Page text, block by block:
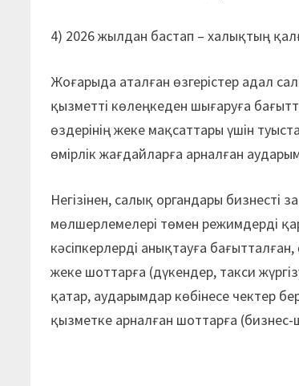
4) 2026 жылдан бастап – халықтың
Жоғарыда аталған өзгерістер адал
қызметті көлеңкеден шығаруға
өздерінің жеке мақсаттары үшін
өмірлік жағдайларға арналған
Негізінен, салық органдары
мөлшерлемелері төмен режимдерді
кәсіпкерлерді анықтауға
жеке шоттарға (дүкендер, такси
қатар, аударымдар көбінесе чектер
қызметке арналған шоттарға